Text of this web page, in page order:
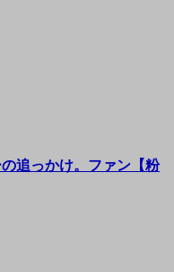
追っかけ。ファン【粉